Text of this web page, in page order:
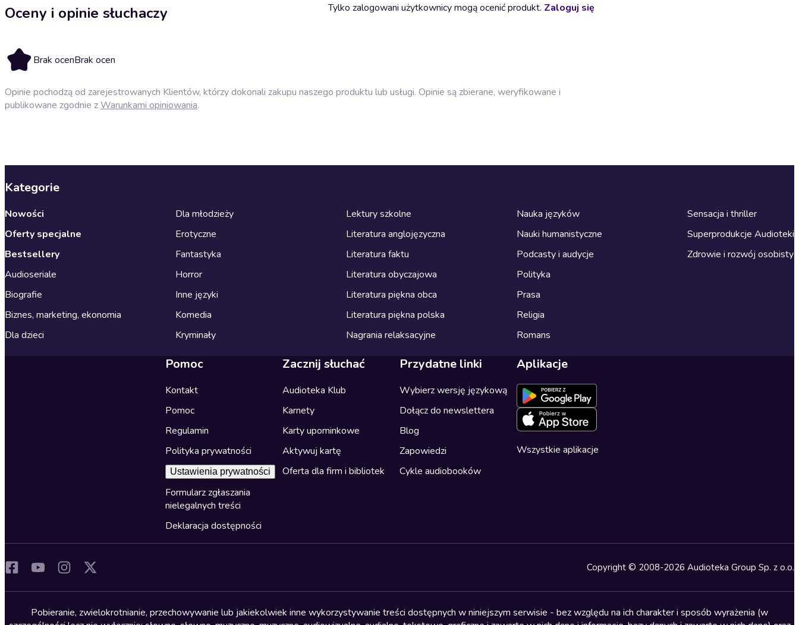
Oceny i opinie słuchaczy
Brak ocenBrak ocen
Tylko zalogowani użytkownicy mogą ocenić produkt. Zaloguj się
Opinie pochodzą od zarejestrowanych Klientów, którzy dokonali zakupu naszego produktu lub usługi. Opinie są zbierane, weryfikowane i
publikowane zgodnie zWarunkami opiniowania.
Kategorie
Nowości
Oferty specjalne
Bestsellery
Audioseriale
Biografie
Biznes, marketing, ekonomia
Dla dzieci
Dla młodzieży
Erotyczne
Fantastyka
Horror
Inne języki
Komedia
Kryminały
Lektury szkolne
Literatura anglojęzyczna
Literatura faktu
Literatura obyczajowa
Literatura piękna obca
Literatura piękna polska
Nagrania relaksacyjne
Nauka języków
Nauki humanistyczne
Podcasty i audycje
Polityka
Prasa
Religia
Romans
Sensacja i thriller
Superprodukcje Audioteki
Zdrowie i rozwój osobisty
Pomoc
Kontakt
Pomoc
Regulamin
Polityka prywatności
Ustawienia prywatności
Formularz zgłaszania
nielegalnych treści
Deklaracja dostępności
Zacznij słuchać
Audioteka Klub
Karnety
Karty upominkowe
Aktywuj kartę
Oferta dla firm i bibliotek
Przydatne linki
Wybierz wersję językową
Dołącz do newslettera
Blog
Zapowiedzi
Cykle audiobooków
Aplikacje
Wszystkie aplikacje
Copyright © 2008-2026 Audioteka Group Sp. z o.o.
Pobieranie, zwielokrotnianie, przechowywanie lub jakiekolwiek inne wykorzystywanie treści dostępnych w niniejszym serwisie - bez względu na ich charakter i sposób wyrażenia (w